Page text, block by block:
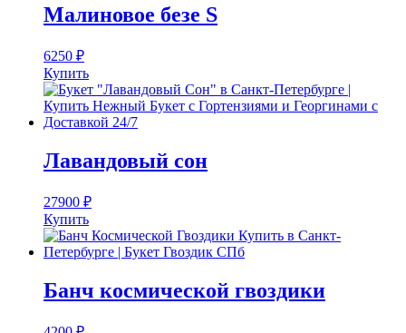
Малиновое безе S
6250 ₽
Купить
Лавандовый сон
27900 ₽
Купить
Банч космической гвоздики